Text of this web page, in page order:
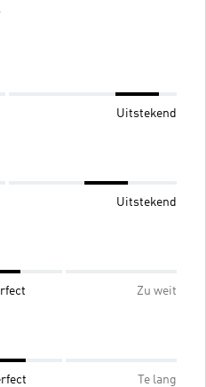
Uitstekend
Uitstekend
Zu weit
Te lang